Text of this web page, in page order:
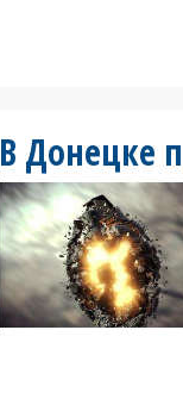
В Донецке